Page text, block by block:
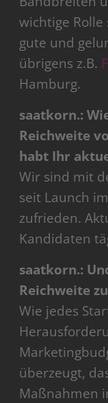
wichtige
gute und
übrigens z.B.
Hamburg.
saatkorn.:
Reichweite
habt Ihr
Wir sind mit
seit Launch
zufrieden.
Kandidaten
saatkorn.:
Reichweite
Wie jedes
überzeugt,
Maßnahmen